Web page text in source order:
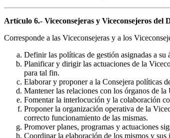
Artículo 6.- Viceconsejeras y Viceconsejeros del
Corresponde a las Viceconsejeras y a los
Definir las políticas de gestión asignadas a
Planificar y dirigir las actuaciones de la
para tal fin.
Elaborar y proponer a la Consejera políticas
Mantener las relaciones con los órganos de
Fomentar la interlocución y la colaboración
Proponer la organización operativa de la
correcto funcionamiento de las mismas.
Promover planes, programas y actuaciones
Coordinar la elaboración de los mismos y